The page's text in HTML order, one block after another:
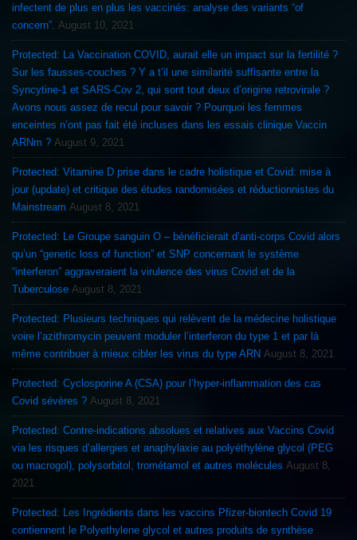
infectent de plus en plus les vaccinés: analyse des variants “of
concern”. August 10, 2021
Protected: La Vaccination COVID, aurait elle un impact sur la fertilité ?
Sur les fausses-couches ? Y a t’il une similarité suffisante entre la
Syncytine-1 et SARS-Cov 2, qui sont tout deux d’origine retrovirale ?
Avons nous assez de recul pour savoir ? Pourquoi les femmes
enceintes n’ont pas fait été incluses dans les essais clinique Vaccin
ARNm ? August 9, 2021
Protected: Vitamine D prise dans le cadre holistique et Covid: mise à
jour (update) et critique des études randomisées et réductionnistes du
Mainstream August 8, 2021
Protected: Le Groupe sanguin O – bénéficierait d’anti-corps Covid alors
qu’un “genetic loss of function” et SNP concernant le système
“interferon” aggraveraient la virulence des virus Covid et de la
Tuberculose August 8, 2021
Protected: Plusieurs techniques qui relèvent de la médecine holistique
voire l’azithromycin peuvent moduler l’interferon du type 1 et par là
même contribuer à mieux cibler les virus du type ARN August 8, 2021
Protected: Cyclosporine A (CSA) pour l’hyper-inflammation des cas
Covid sévères ? August 8, 2021
Protected: Contre-indications absolues et relatives aux Vaccins Covid
via les risques d’allergies et anaphylaxie au polyéthylène glycol (PEG
ou macrogol), polysorbitol, trométamol et autres molécules August 8,
2021
Protected: Les Ingrédients dans les vaccins Pfizer-biontech Covid 19
contiennent le Polyethylene glycol et autres produits de synthèse